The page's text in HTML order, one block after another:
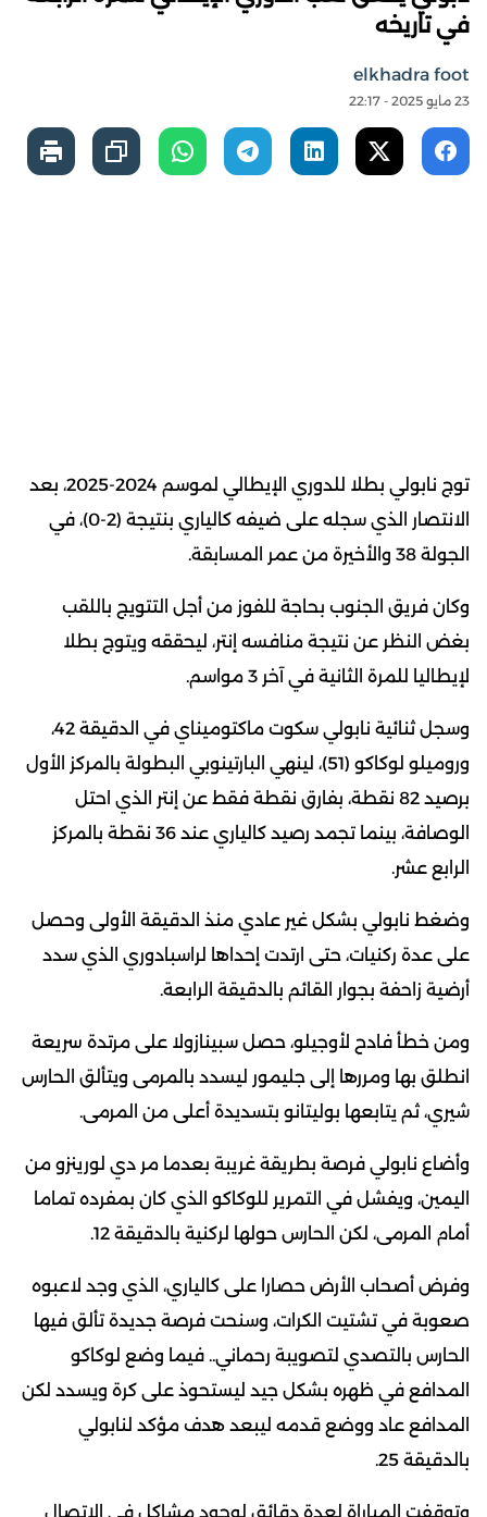
في تاريخه
elkhadra foot
23 مايو 2025 - 22:17
توج نابولي بطلا للدوري الإيطالي لموسم 2024-2025، بعد
الانتصار الذي سجله على ضيفه كالياري بنتيجة (2-0)، في
الجولة 38 والأخيرة من عمر المسابقة.
وكان فريق الجنوب بحاجة للفوز من أجل التتويج باللقب
بغض النظر عن نتيجة منافسه إنتر، ليحققه ويتوج بطلا
لإيطاليا للمرة الثانية في آخر 3 مواسم.
وسجل ثنائية نابولي سكوت ماكتوميناي في الدقيقة 42،
وروميلو لوكاكو (51)، لينهي البارتينوبي البطولة بالمركز الأول
برصيد 82 نقطة، بفارق نقطة فقط عن إنتر الذي احتل
الوصافة، بينما تجمد رصيد كالياري عند 36 نقطة بالمركز
الرابع عشر.
وضغط نابولي بشكل غير عادي منذ الدقيقة الأولى وحصل
على عدة ركنيات، حتى ارتدت إحداها لراسبادوري الذي سدد
أرضية زاحفة بجوار القائم بالدقيقة الرابعة.
ومن خطأ فادح لأوجيلو، حصل سبينازولا على مرتدة سريعة
انطلق بها ومررها إلى جليمور ليسدد بالمرمى ويتألق الحارس
شيري، ثم يتابعها بوليتانو بتسديدة أعلى من المرمى.
وأضاع نابولي فرصة بطريقة غريبة بعدما مر دي لورينزو من
اليمين، ويفشل في التمرير للوكاكو الذي كان بمفرده تماما
أمام المرمى، لكن الحارس حولها لركنية بالدقيقة 12.
وفرض أصحاب الأرض حصارا على كالياري، الذي وجد لاعبوه
صعوبة في تشتيت الكرات، وسنحت فرصة جديدة تألق فيها
الحارس بالتصدي لتصويبة رحماني.. فيما وضع لوكاكو
المدافع في ظهره بشكل جيد ليستحوذ على كرة ويسدد لكن
المدافع عاد ووضع قدمه ليبعد هدف مؤكد لنابولي
بالدقيقة 25.
وتوقفت المباراة لعدة دقائق لوجود مشاكل في الاتصال